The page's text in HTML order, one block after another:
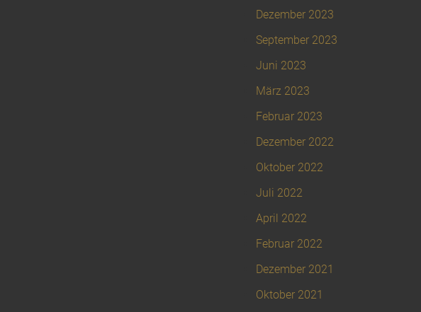
Dezember 2023
September 2023
Juni 2023
März 2023
Februar 2023
Dezember 2022
Oktober 2022
Juli 2022
April 2022
Februar 2022
Dezember 2021
Oktober 2021